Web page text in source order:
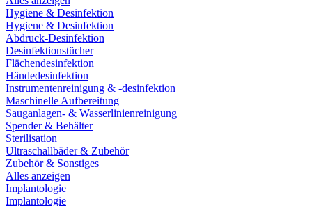
Hygiene & Desinfektion
Hygiene & Desinfektion
Abdruck-Desinfektion
Desinfektionstücher
Flächendesinfektion
Händedesinfektion
Instrumentenreinigung & -desinfektion
Maschinelle Aufbereitung
Sauganlagen- & Wasserlinienreinigung
Spender & Behälter
Sterilisation
Ultraschallbäder & Zubehör
Zubehör & Sonstiges
Alles anzeigen
Implantologie
Implantologie